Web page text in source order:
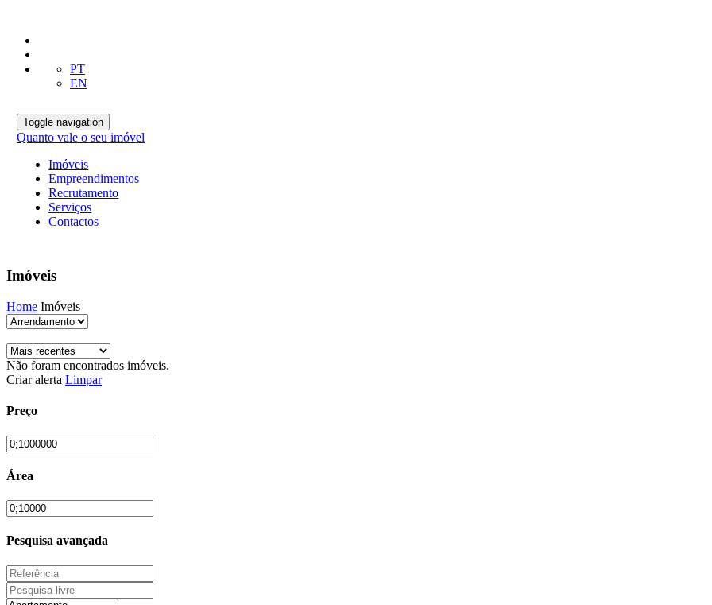
PT
EN
Toggle navigation
Quanto vale o seu imóvel
Imóveis
Empreendimentos
Recrutamento
Serviços
Contactos
Imóveis
Home Imóveis
Não foram encontrados imóveis.
Criar alerta Limpar
Preço
Área
Pesquisa avançada